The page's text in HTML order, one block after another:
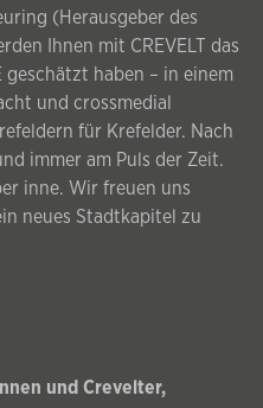
(Herausgeber des
Ihnen mit CREVELT das
geschätzt haben – in einem
und crossmedial
für Krefelder. Nach
immer am Puls der Zeit.
inne. Wir freuen uns
neues Stadtkapitel zu
und Crevelter,